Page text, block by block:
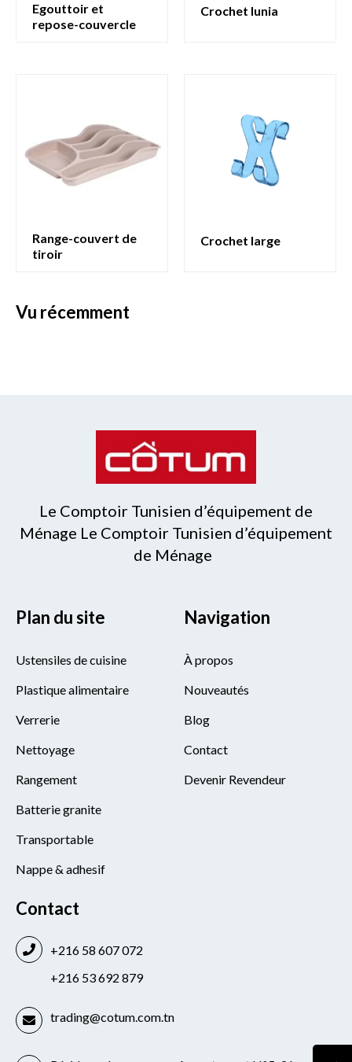
egouttoir et
repose-couvercle
crochet lunia
range-couvert de
tiroir
crochet large
vu récemment
Le Comptoir Tunisien d’équipement de
Ménage Le Comptoir Tunisien d’équipement
de Ménage
Plan du site
Ustensiles de cuisine
Plastique alimentaire
Verrerie
Nettoyage
Rangement
Batterie granite
Transportable
Nappe & adhesif
Navigation
À propos
Nouveautés
Blog
Contact
Devenir Revendeur
Contact
+216 58 607 072
+216 53 692 879
trading@cotum.com.tn